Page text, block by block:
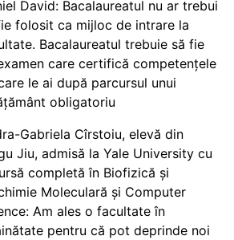
David: Bacalaureatul nu ar trebui
folosit ca mijloc de intrare la
Bacalaureatul trebuie să fie
care certifică competențele
le ai după parcursul unui
obligatoriu
Gabriela Cîrstoiu, elevă din
Jiu, admisă la Yale University cu
completă în Biofizică și
Moleculară și Computer
Am ales o facultate în
pentru că pot deprinde noi